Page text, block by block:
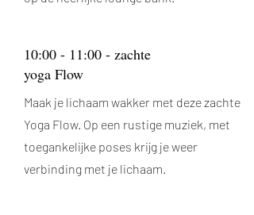
10:00 - 11:00 - zachte
yoga Flow
Maak je lichaam wakker met deze zachte
Yoga Flow. Op een rustige muziek, met
toegankelijke poses krijg je weer
verbinding met je lichaam.